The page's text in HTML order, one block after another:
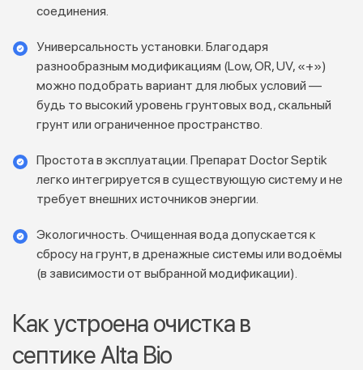
соединения.
Универсальность установки. Благодаря
разнообразным модификациям (Low, OR, UV, «+»)
можно подобрать вариант для любых условий —
будь то высокий уровень грунтовых вод, скальный
грунт или ограниченное пространство.
Простота в эксплуатации. Препарат Doctor Septik
легко интегрируется в существующую систему и не
требует внешних источников энергии.
Экологичность. Очищенная вода допускается к
сбросу на грунт, в дренажные системы или водоёмы
(в зависимости от выбранной модификации).
Как устроена очистка в
септике Alta Bio